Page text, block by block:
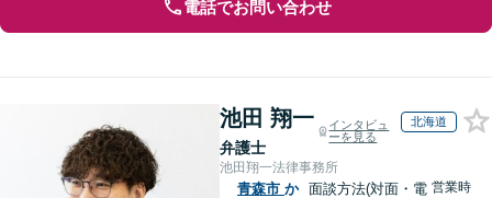
電話でお問い合わせ
池田 翔一
弁護士
インタビュ
ーを見る
北海道
池田翔一法律事務所
青森市 か 面談方法(対面・電 営業時